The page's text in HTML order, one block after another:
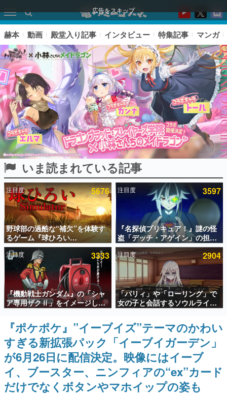
広告をスキップ
ピックアップ
電ファミのいま読まれている記事ランキング
アプリセール情報
インタビュー
連載・特集一覧
殿堂入り記事
SNS拡散数が数千以上！ ページビュー数万以上！ などな
ど。多くの人々に読まれた、電ファミ渾身の“殿堂入り”記
事をまとめました。
ゲームの企画書
名作ゲームクリエイターの方々に製作時のエピソードをお
聞きし、ヒットする企画（ゲーム）とは何か？を探ってい
きます。
赫本
この物語を解いてはいけない。『赫本』は、〈試験問題〉
の形をした短編ホラー小説集です。
赫本 動画 殿堂入り記事 インタビュー 特集記事 マンガ
いま読まれている記事
注目度 5676
野球部の過酷な“補欠”を体験す
るゲーム『球ひろい
Simulator』が「1件」のウィッ
シュリストをもとにチェコ語に
対応しSNSで話題に。『キング
ダム・カム』開発元やチェコの
プロ野球選手から称賛の声
注目度 3597
『名探偵プリキュア！』謎の怪
盗「デッチ・アゲイン」の担当
キャストは天﨑滉平さんと判
明。『Re:ゼロから始める異世
界生活』オットー役、『ヒプノ
シスマイク』山田三郎役など
注目度 3333
『機動戦士ガンダム』の「シャ
ア専用ザクⅡ」をイメージした
散水ホースリールが予約開始。
本体にはシャアのパーソナルマ
ークやジオン公国軍のエンブレ
ム、型式番号などを配置
注目度 2904
「パリィ」や「ローリング」で
女の子と会話するソウルライク
恋愛ゲーム『小早川さんはソウ
ルライク』無料公開。返事に失
敗すると「YOU DIED」
『ポケポケ』”イーブイズ”テーマのかわい
すぎる新拡張パック「イーブイガーデン」
が6月26日に配信決定。映像にはイーブ
イ、ブースター、ニンフィアの“ex”カード
だけでなくボタンやマホイップの姿も